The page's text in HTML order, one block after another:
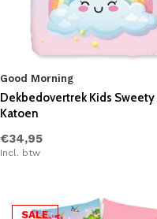
Good Morning
Dekbedovertrek Kids
Katoen
€34,95
Incl. btw
SALE